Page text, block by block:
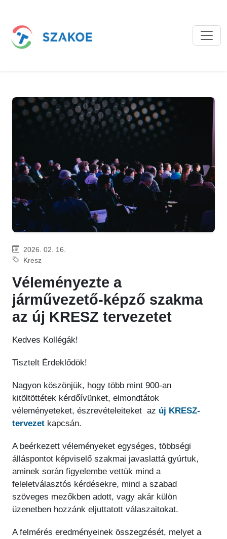
2026. 02. 16.
Kresz
Véleményezte a
járművezető-képző szakma
az új KRESZ tervezetet
Kedves Kollégák!
Tisztelt Érdeklődök!
Nagyon köszönjük, hogy több mint 900-an
kitöltöttétek kérdőívünket, elmondtátok
véleményeteket, észrevételeiteket az új KRESZ-
tervezet kapcsán.
A beérkezett véleményeket egységes, többségi
álláspontot képviselő szakmai javaslattá gyúrtuk,
aminek során figyelembe vettük mind a
feleletválasztós kérdésekre, mind a szabad
szöveges mezőkben adott, vagy akár külön
üzenetben hozzánk eljuttatott válaszaitokat.
A felmérés eredményeinek összegzését, melyet a